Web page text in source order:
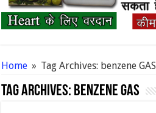
Home » Tag Archives: benzene GAS
Tag Archives: benzene GAS